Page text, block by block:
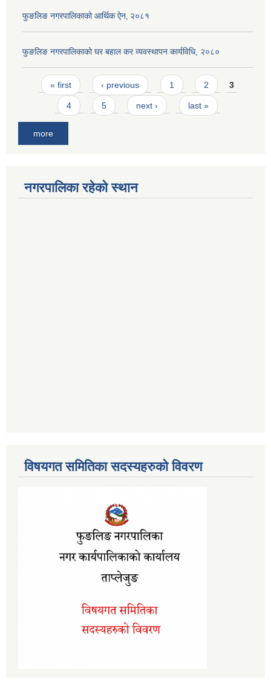
फुङलिङ नगरपालिकाको आर्थिक ऐन‚ २०८१
फुङलिङ नगरपालिकाको घर बहाल कर व्यवस्थापन कार्यविधि, २०८०
Pages
« first ‹ previous 1 2 3
4 5 next › last »
more
नगरपालिका रहेको स्थान
विषयगत समितिका सदस्यहरुको विवरण